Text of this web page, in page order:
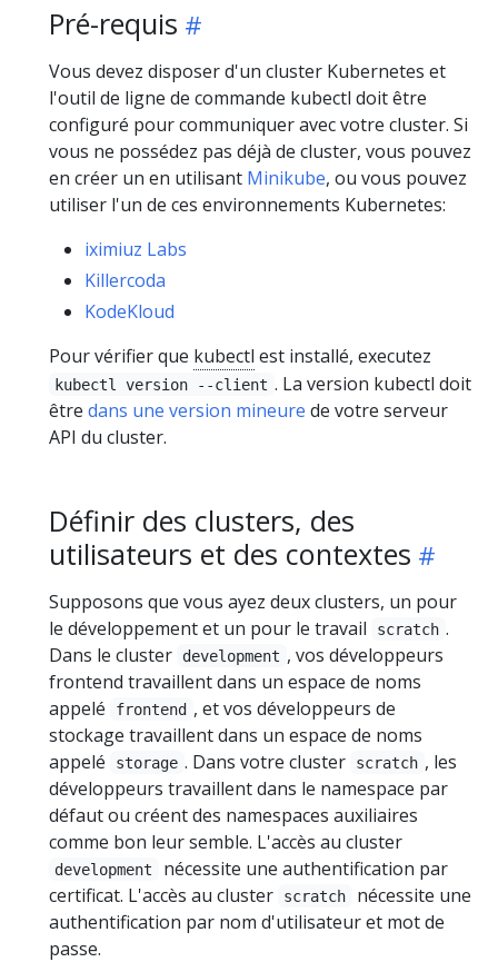
Pré-requis
Vous devez disposer d'un cluster Kubernetes et
l'outil de ligne de commande kubectl doit être
configuré pour communiquer avec votre cluster. Si
vous ne possédez pas déjà de cluster, vous pouvez
en créer un en utilisant Minikube, ou vous pouvez
utiliser l'un de ces environnements Kubernetes:
iximiuz Labs
Killercoda
KodeKloud
Pour vérifier que kubectl est installé, executez
kubectl version --client . La version kubectl doit
être dans une version mineure de votre serveur
API du cluster.
Définir des clusters, des
utilisateurs et des contextes
Supposons que vous ayez deux clusters, un pour
le développement et un pour le travail
scratch .
Dans le cluster
development , vos développeurs
frontend travaillent dans un espace de noms
appelé
frontend , et vos développeurs de
stockage travaillent dans un espace de noms
appelé
storage . Dans votre cluster scratch , les
développeurs travaillent dans le namespace par
défaut ou créent des namespaces auxiliaires
comme bon leur semble. L'accès au cluster
development
nécessite une authentification par
certificat. L'accès au cluster
scratch
nécessite une
authentification par nom d'utilisateur et mot de
passe.